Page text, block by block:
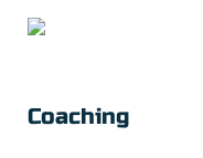
Coaching